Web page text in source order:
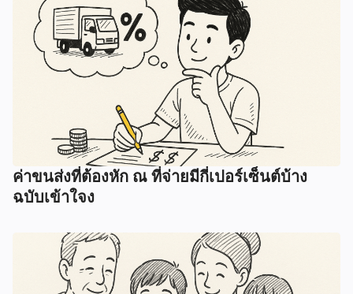
ค่าขนส่งที่ต้องหัก ณ ที่จ่ายมีกี่เปอร์เซ็นต์บ้าง
ฉบับเข้าใจง